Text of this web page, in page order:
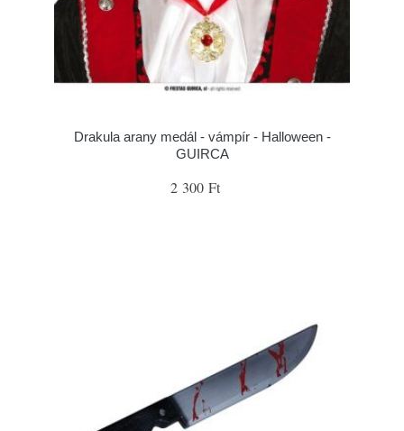
Drakula arany medál - vámpír - Halloween -
GUIRCA
2 300 Ft